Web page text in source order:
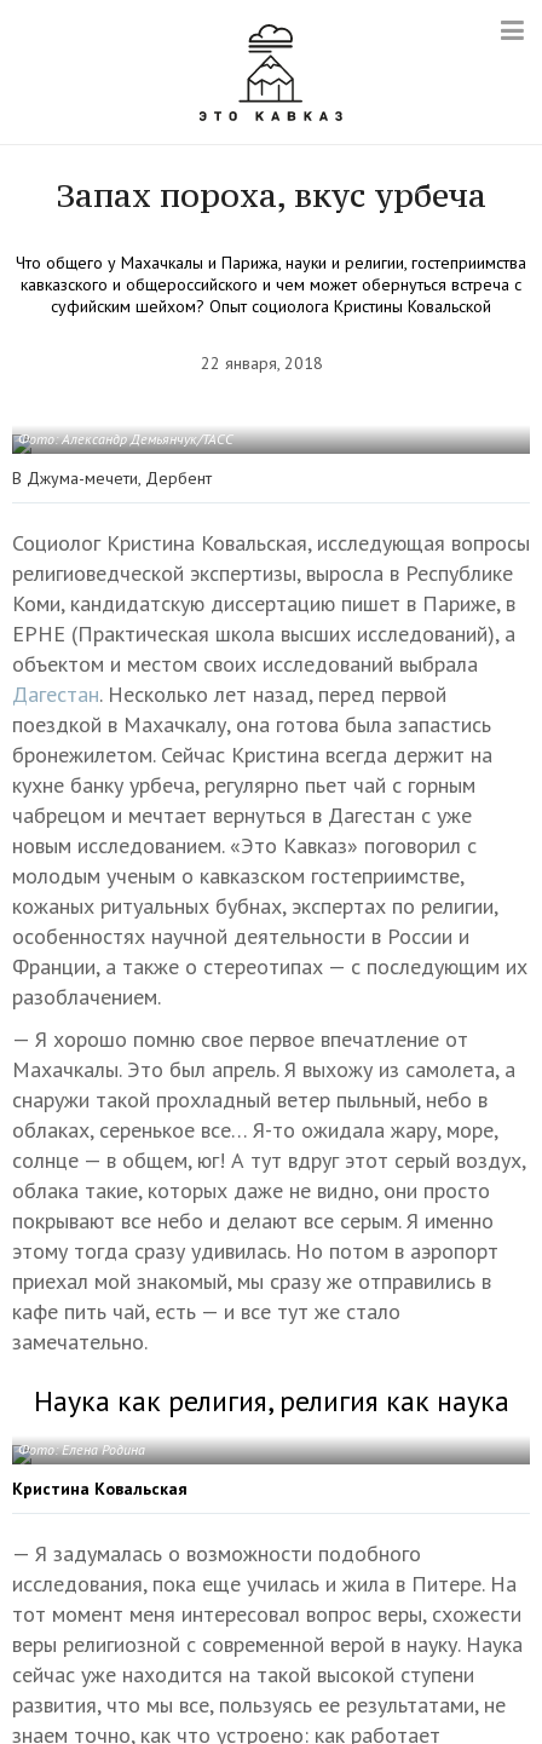
Запах пороха, вкус урбеча
Что общего у Махачкалы и Парижа, науки и религии, гостеприимства
кавказского и общероссийского и чем может обернуться встреча с
суфийским шейхом? Опыт социолога Кристины Ковальской
22 января, 2018
Фото: Александр Демьянчук/ТАСС
В Джума-мечети, Дербент
Социолог Кристина Ковальская, исследующая вопросы
религиоведческой экспертизы, выросла в Республике
Коми, кандидатскую диссертацию пишет в Париже, в
EPHE (Практическая школа высших исследований), а
объектом и местом своих исследований выбрала
Дагестан. Несколько лет назад, перед первой
поездкой в Махачкалу, она готова была запастись
бронежилетом. Сейчас Кристина всегда держит на
кухне банку урбеча, регулярно пьет чай с горным
чабрецом и мечтает вернуться в Дагестан с уже
новым исследованием. «Это Кавказ» поговорил с
молодым ученым о кавказском гостеприимстве,
кожаных ритуальных бубнах, экспертах по религии,
особенностях научной деятельности в России и
Франции, а также о стереотипах — с последующим их
разоблачением.
— Я хорошо помню свое первое впечатление от
Махачкалы. Это был апрель. Я выхожу из самолета, а
снаружи такой прохладный ветер пыльный, небо в
облаках, серенькое все… Я-то ожидала жару, море,
солнце — в общем, юг! А тут вдруг этот серый воздух,
облака такие, которых даже не видно, они просто
покрывают все небо и делают все серым. Я именно
этому тогда сразу удивилась. Но потом в аэропорт
приехал мой знакомый, мы сразу же отправились в
кафе пить чай, есть — и все тут же стало
замечательно.
Наука как религия, религия как наука
Фото: Елена Родина
Кристина Ковальская
— Я задумалась о возможности подобного
исследования, пока еще училась и жила в Питере. На
тот момент меня интересовал вопрос веры, схожести
веры религиозной с современной верой в науку. Наука
сейчас уже находится на такой высокой ступени
развития, что мы все, пользуясь ее результатами, не
знаем точно, как что устроено: как работает